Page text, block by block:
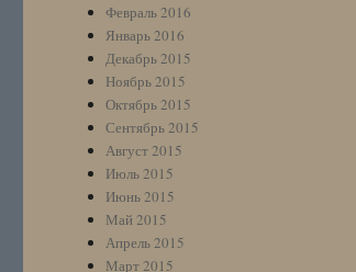
Февраль 2016
Январь 2016
Декабрь 2015
Ноябрь 2015
Октябрь 2015
Сентябрь 2015
Август 2015
Июль 2015
Июнь 2015
Май 2015
Апрель 2015
Март 2015